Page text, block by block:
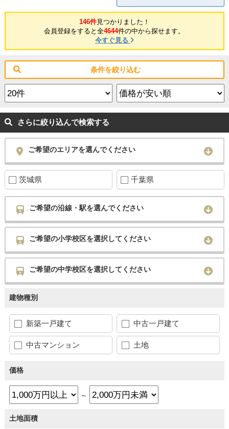
146件見つかりました！
会員登録をすると全4644件の中から探せます。
今すぐ見る
条件を絞り込む
さらに絞り込んで検索する
ご希望のエリアを選んでください
茨城県 千葉県
ご希望の沿線・駅を選んでください
ご希望の小学校区を選択してください
ご希望の中学校区を選択してください
建物種別
新築一戸建て 中古一戸建て
中古マンション 土地
価格
～
土地面積